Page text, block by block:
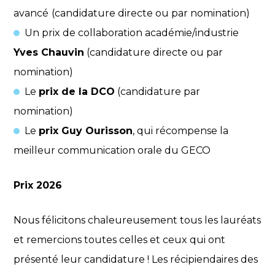
avancé (candidature directe ou par nomination)
Un prix de collaboration académie/industrie
Yves Chauvin (candidature directe ou par
nomination)
Le prix de la DCO (candidature par
nomination)
Le prix Guy Ourisson, qui récompense la
meilleur communication orale du GECO
Prix 2026
Nous félicitons chaleureusement tous les lauréats
et remercions toutes celles et ceux qui ont
présenté leur candidature ! Les récipiendaires des